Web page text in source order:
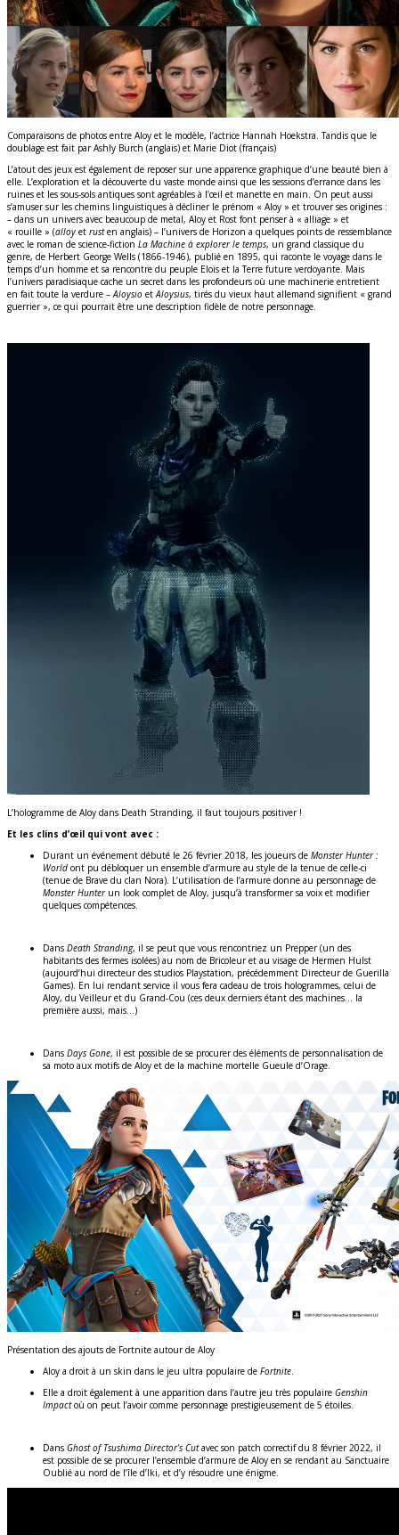
Comparaisons de photos entre Aloy et le modèle, l’actrice Hannah Hoekstra. Tandis que le
doublage est fait par Ashly Burch (anglais) et Marie Diot (français)
L’atout des jeux est également de reposer sur une apparence graphique d’une beauté bien à
elle. L’exploration et la découverte du vaste monde ainsi que les sessions d’errance dans les
ruines et les sous-sols antiques sont agréables à l’œil et manette en main. On peut aussi
s’amuser sur les chemins linguistiques à décliner le prénom « Aloy » et trouver ses origines :
– dans un univers avec beaucoup de metal, Aloy et Rost font penser à « alliage » et
« rouille » (alloy et rusten anglais) – l’univers de Horizon a quelques points de ressemblance
avec le roman de science-fiction La Machine à explorer le temps, un grand classique du
genre, de Herbert George Wells (1866-1946), publié en 1895, qui raconte le voyage dans le
temps d’un homme et sa rencontre du peuple Eloïs et la Terre future verdoyante. Mais
l’univers paradisiaque cache un secret dans les profondeurs où une machinerie entretient
en fait toute la verdure –Aloysio etAloysius, tirés du vieux haut allemand signifient « grand
guerrier », ce qui pourrait être une description fidèle de notre personnage.
L’hologramme de Aloy dans Death Stranding, il faut toujours positiver !
Et les clins d’œil qui vont avec :
Durant un événement débuté le 26 février 2018, les joueurs de Monster Hunter :
World ont pu débloquer un ensemble d’armure au style de la tenue de celle-ci
(tenue de Brave du clan Nora). L’utilisation de l’armure donne au personnage de
Monster Hunterun look complet de Aloy, jusqu’à transformer sa voix et modifier
quelques compétences.
Dans Death Stranding, il se peut que vous rencontriez un Prepper (un des
habitants des fermes isolées) au nom de Bricoleur et au visage de Hermen Hulst
(aujourd’hui directeur des studios Playstation, précédemment Directeur de Guerilla
Games). En lui rendant service il vous fera cadeau de trois hologrammes, celui de
Aloy, du Veilleur et du Grand-Cou (ces deux derniers étant des machines… la
première aussi, mais…)
Dans Days Gone, il est possible de se procurer des éléments de personnalisation de
sa moto aux motifs de Aloy et de la machine mortelle Gueule d’Orage.
Présentation des ajouts de Fortnite autour de Aloy
Aloy a droit à un skin dans le jeu ultra populaire de Fortnite.
Elle a droit également à une apparition dans l’autre jeu très populaire Genshin
Impactoù on peut l’avoir comme personnage prestigieusement de 5 étoiles.
Dans Ghost of Tsushima Director’s Cutavec son patch correctif du 8 février 2022, il
est possible de se procurer l’ensemble d’armure de Aloy en se rendant au Sanctuaire
Oublié au nord de l’île d’Iki, et d’y résoudre une énigme.